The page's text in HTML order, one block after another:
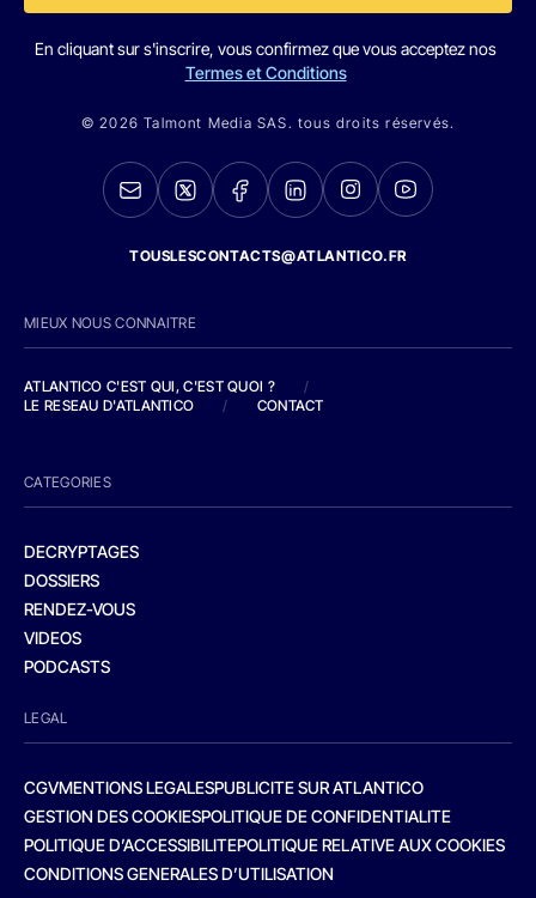
En cliquant sur s'inscrire, vous confirmez que vous acceptez nos
Termes et Conditions
© 2026 Talmont Media SAS. tous droits réservés.
TOUSLESCONTACTS@ATLANTICO.FR
MIEUX NOUS CONNAITRE
ATLANTICO C'EST QUI, C'EST QUOI ?
/
LE RESEAU D'ATLANTICO
/ CONTACT
CATEGORIES
DECRYPTAGES
DOSSIERS
RENDEZ-VOUS
VIDEOS
PODCASTS
LEGAL
CGVMENTIONS LEGALESPUBLICITE SUR ATLANTICO
GESTION DES COOKIESPOLITIQUE DE CONFIDENTIALITE
POLITIQUE D’ACCESSIBILITEPOLITIQUE RELATIVE AUX COOKIES
CONDITIONS GENERALES D’UTILISATION